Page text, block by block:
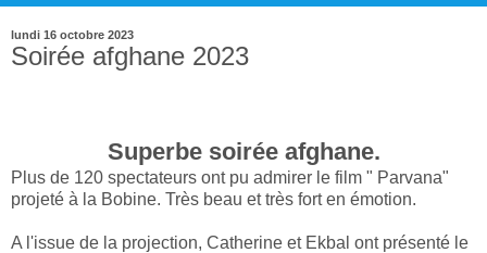
lundi 16 octobre 2023
Soirée afghane 2023
Superbe soirée afghane.
Plus de 120 spectateurs ont pu admirer le film " Parvana"
projeté à la Bobine. Très beau et très fort en émotion.
A l'issue de la projection, Catherine et Ekbal ont présenté le